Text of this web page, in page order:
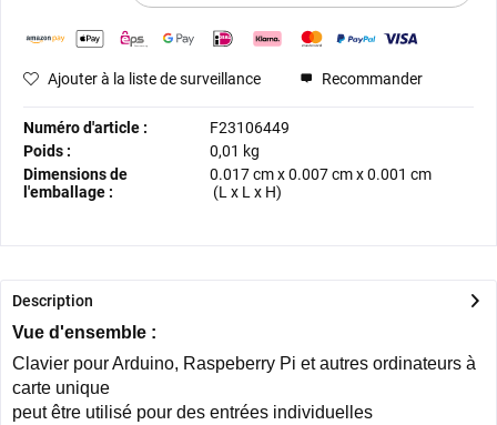
Ajouter à la liste de surveillance Recommander
Numéro d'article :
F23106449
Poids :
0,01 kg
Dimensions de
l'emballage :
0.017 cmx0.007 cmx0.001 cm
(L x L x H)
Description
Vue d'ensemble :
Clavier pour Arduino, Raspeberry Pi et autres ordinateurs à
carte unique
peut être utilisé pour des entrées individuelles